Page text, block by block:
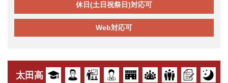
休日(土日祝祭日)対応可
Web対応可
太田高